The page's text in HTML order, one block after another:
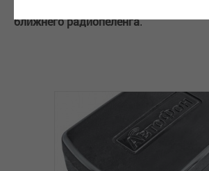
ближнего радиопеленга.